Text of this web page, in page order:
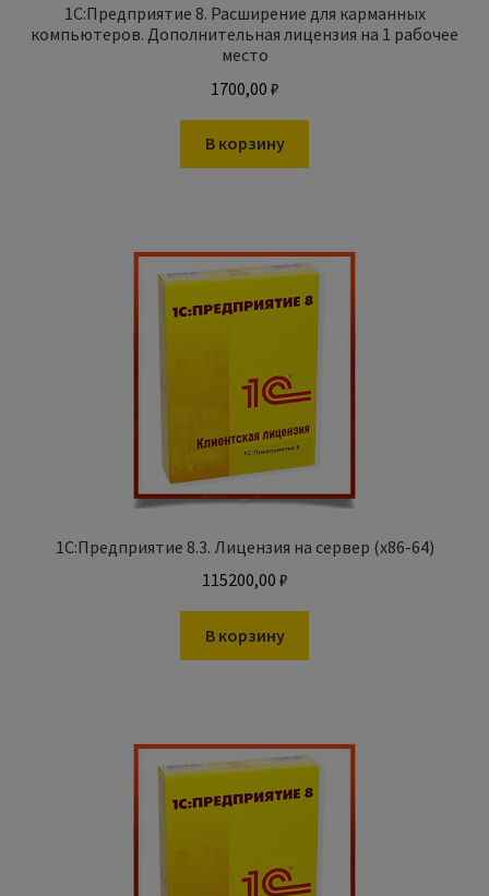
1С:Предприятие 8. Расширение для карманных
компьютеров. Дополнительная лицензия на 1 рабочее
место
1700,00 ₽
В корзину
1С:Предприятие 8.3. Лицензия на сервер (x86-64)
115200,00 ₽
В корзину